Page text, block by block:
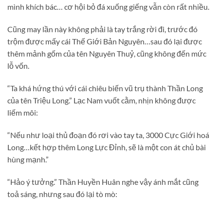
mình khích bác… cơ hội bỏ đá xuống giếng vẫn còn rất nhiều.
Cũng may lần này không phải là tay trắng rời đi, trước đó
trộm được mấy cái Thế Giới Bản Nguyên…sau đó lại được
thêm mảnh gốm của tên Nguyên Thuỷ, cũng không đến mức
lỗ vốn.
“Ta khá hứng thú với cái chiêu biến vũ trụ thành Thần Long
của tên Triệu Long.” Lạc Nam vuốt cằm, nhịn không được
liếm môi:
“Nếu như loại thủ đoạn đó rơi vào tay ta, 3000 Cực Giới hoá
Long…kết hợp thêm Long Lực Đỉnh, sẽ là một con át chủ bài
hùng mạnh.”
“Hảo ý tưởng.” Thần Huyền Huân nghe vậy ánh mắt cũng
toả sáng, nhưng sau đó lại tò mò: